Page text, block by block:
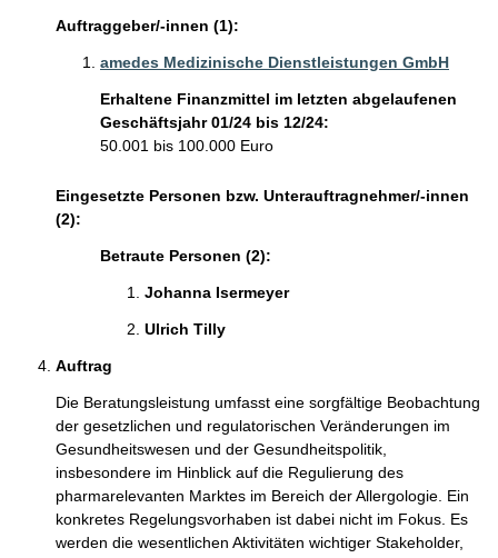
Auftraggeber/-innen (1):
amedes Medizinische Dienstleistungen GmbH
Erhaltene Finanzmittel im letzten abgelaufenen
Geschäftsjahr 01/24 bis 12/24:
50.001 bis 100.000 Euro
Eingesetzte Personen bzw. Unterauftragnehmer/-innen
(2):
Betraute Personen (2):
Johanna Isermeyer
Ulrich Tilly
Auftrag
Die Beratungsleistung umfasst eine sorgfältige Beobachtung
der gesetzlichen und regulatorischen Veränderungen im
Gesundheitswesen und der Gesundheitspolitik,
insbesondere im Hinblick auf die Regulierung des
pharmarelevanten Marktes im Bereich der Allergologie. Ein
konkretes Regelungsvorhaben ist dabei nicht im Fokus. Es
werden die wesentlichen Aktivitäten wichtiger Stakeholder,